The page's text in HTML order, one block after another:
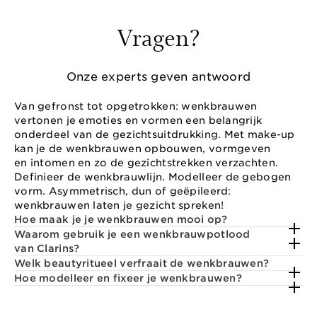
Vragen?
Onze experts geven antwoord
Van gefronst tot opgetrokken: wenkbrauwen
vertonen je emoties en vormen een belangrijk
onderdeel van de gezichtsuitdrukking. Met make-up
kan je de wenkbrauwen opbouwen, vormgeven
en intomen en zo de gezichtstrekken verzachten.
Definieer de wenkbrauwlijn. Modelleer de gebogen
vorm. Asymmetrisch, dun of geëpileerd:
wenkbrauwen laten je gezicht spreken!
Hoe maak je je wenkbrauwen mooi op?
Waarom gebruik je een wenkbrauwpotlood
van Clarins?
Welk beautyritueel verfraait de wenkbrauwen?
Hoe modelleer en fixeer je wenkbrauwen?